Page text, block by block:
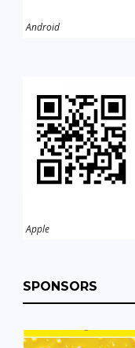
Android
Apple
SPONSORS